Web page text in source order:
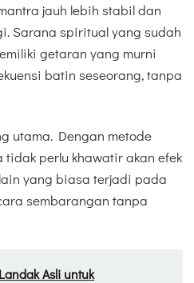
jauh lebih stabil dan
Sarana spiritual yang sudah
getaran yang murni
batin seseorang, tanpa
utama. Dengan metode
tidak perlu khawatir akan efek
yang biasa terjadi pada
sembarangan tanpa
Asli untuk